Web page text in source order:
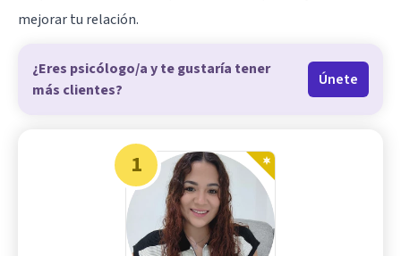
mejorar tu relación.
¿Eres psicólogo/a y te gustaría tener
más clientes?
Únete
1